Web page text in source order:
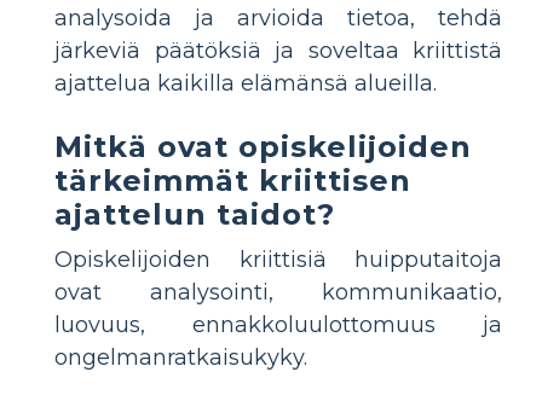
analysoida ja arvioida tietoa, tehdä
järkeviä päätöksiä ja soveltaa kriittistä
ajattelua kaikilla elämänsä alueilla.
Mitkä ovat opiskelijoiden
tärkeimmät kriittisen
ajattelun taidot?
Opiskelijoiden kriittisiä huipputaitoja
ovat analysointi, kommunikaatio,
luovuus, ennakkoluulottomuus ja
ongelmanratkaisukyky.